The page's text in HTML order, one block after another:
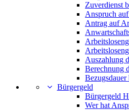
Zuverdienst
Anspruch
Antrag auf
Auszahlung
Berechnung
Bürgergeld
Bürgergeld
Wer hat